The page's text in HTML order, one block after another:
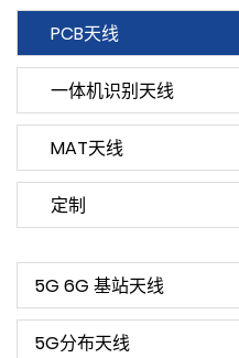
PCB天线
一体机识别天线
MAT天线
定制
5G 6G 基站天线
5G分布天线